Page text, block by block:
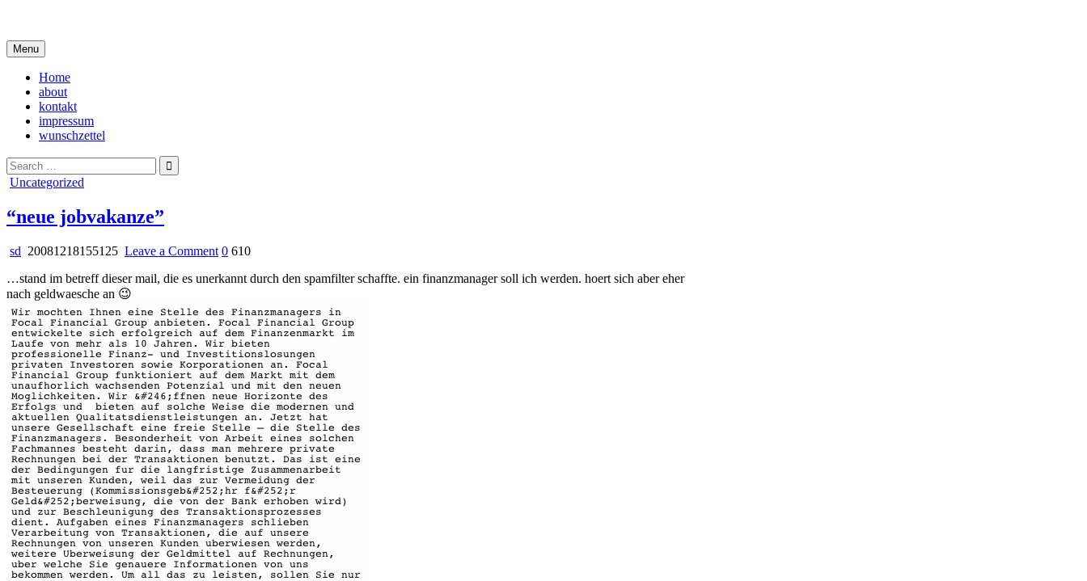
content
Menu
Home
about
kontakt
impressum
wunschzettel
Search
for:
Posted
Uncategorized
“neue jobvakanze”
sd 20081218155125 Leave a Commenton
jobvakanze”
0 610
…stand im betreff dieser mail, die es unerkannt durch den spamfilter schaffte. ein finanzmanager soll ich werden. hoert sich aber eher
nach geldwaesche an 😉